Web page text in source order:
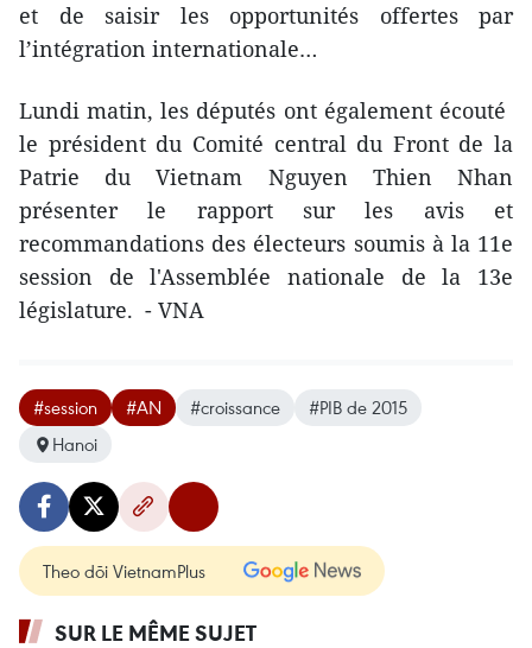
et de saisir les opportunités ​offertes par
l’intégration internationale…
Lundi matin, les députés ont également écouté ​
le président du Comité central​ du Front de la
Patrie du Vietnam Nguyen Thien Nhan
présenter le rapport sur les avis et
recommandations des électeurs ​soumis à la 11e
session de l'Assemblée nationale de la 13e
législature. - VNA
#session #AN #croissance
#PIB de 2015
Hanoi
Theo dõi VietnamPlus
SUR LE MÊME SUJET